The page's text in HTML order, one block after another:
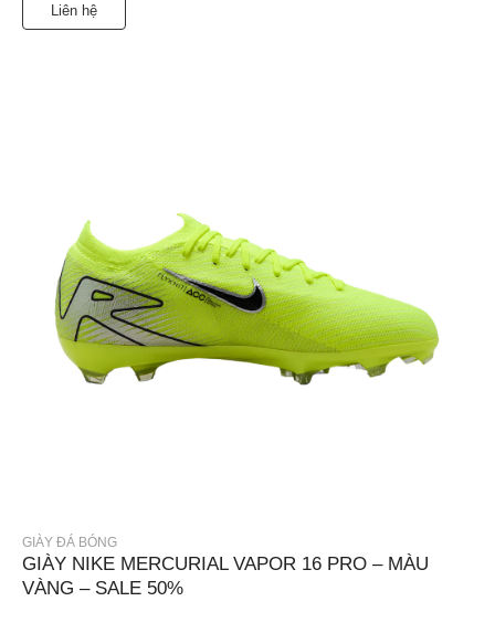
Liên hệ
GIÀY ĐÁ BÓNG
GIÀY NIKE MERCURIAL VAPOR 16 PRO – MÀU
VÀNG – SALE 50%